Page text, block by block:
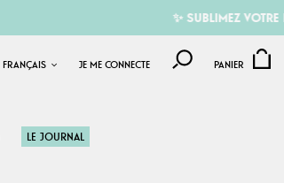
✨ SUBLIMEZ VOTRE ÉTÉ AVEC
FRANÇAIS JE ME CONNECTE PANIER
LE JOURNAL